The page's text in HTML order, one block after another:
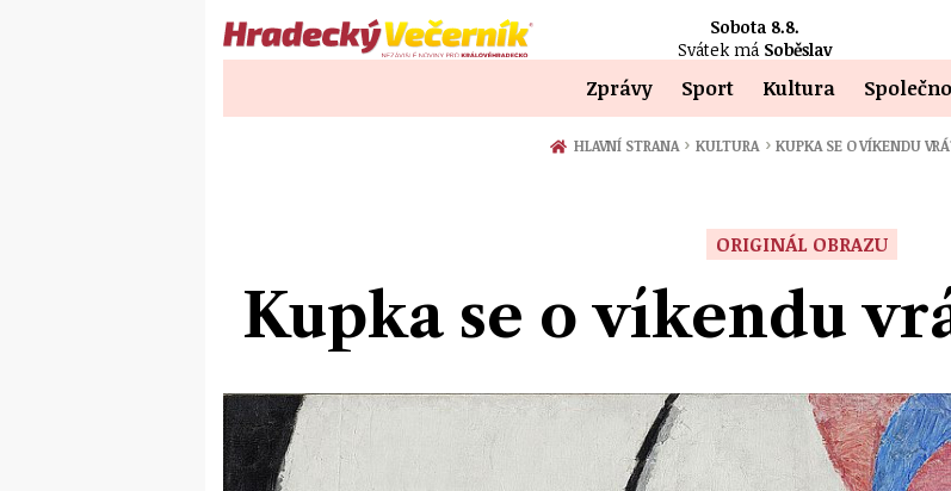
Sobota 8.8.
Svátek má Soběslav
Zprávy Sport Kultura
HLAVNÍ STRANA › KULTURA › KUPKA SE O VÍKENDU
ORIGINÁL OBRAZU
Kupka se o víkendu